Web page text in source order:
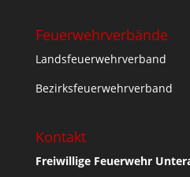
Feuerwehrverbände
Landsfeuerwehrverband
Bezirksfeuerwehrverband
Kontakt
Freiwillige Feuerwehr